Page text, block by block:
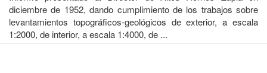
diciembre de 1952, dando cumplimiento de los trabajos sobre
levantamientos topográficos-geológicos de exterior, a escala
1:2000, de interior, a escala 1:4000, de ...